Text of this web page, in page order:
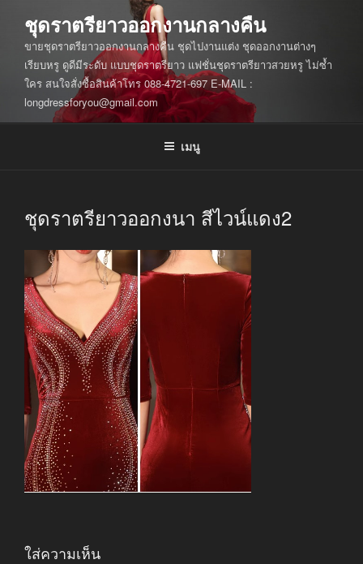
บทความ
ชุดราตรียาวออกงานกลางคืน
ขายชุดราตรียาวออกงานกลางคืน ชุดไปงานแต่ง ชุดออกงานต่างๆ
เรียบหรู ดูดีมีระดับ แบบชุดราตรียาว แฟชั่นชุดราตรียาวสวยหรู ไม่ซ้ำ
ใคร สนใจสั่งซื้อสินค้าโทร 088-4721-697 E-MAIL :
longdressforyou@gmail.com
เมนู
ชุดราตรียาวออกงนา สีไวน์แดง2
ใส่ความเห็น